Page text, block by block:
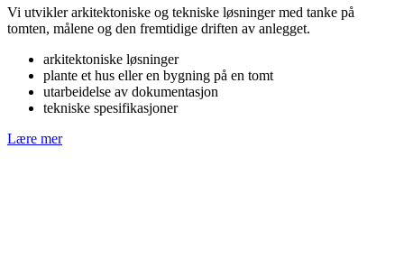
Vi utvikler arkitektoniske og tekniske løsninger med tanke på
tomten, målene og den fremtidige driften av anlegget.
arkitektoniske løsninger
plante et hus eller en bygning på en tomt
utarbeidelse av dokumentasjon
tekniske spesifikasjoner
Lære mer